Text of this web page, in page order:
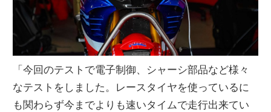
「今回のテストで電子制御、シャーシ部品など様々
なテストをしました。レースタイヤを使っているに
も関わらず今までよりも速いタイムで走行出来てい